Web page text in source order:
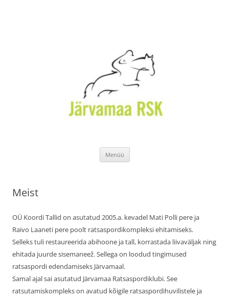
Menüü Liigu
juurde
Meist
OÜ Koordi Tallid on asutatud 2005.a. kevadel Mati Polli pere ja
Raivo Laaneti pere poolt ratsaspordikompleksi ehitamiseks.
Selleks tuli restaureerida abihoone ja tall, korrastada liivaväljak ning
ehitada juurde sisemaneež. Sellega on loodud tingimused
ratsaspordi edendamiseks Järvamaal.
Samal ajal sai asutatud Järvamaa Ratsaspordiklubi. See
ratsutamiskompleks on avatud kõigile ratsaspordihuvilistele ja